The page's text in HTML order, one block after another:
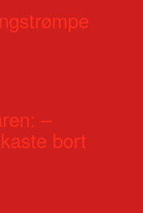
–
bort